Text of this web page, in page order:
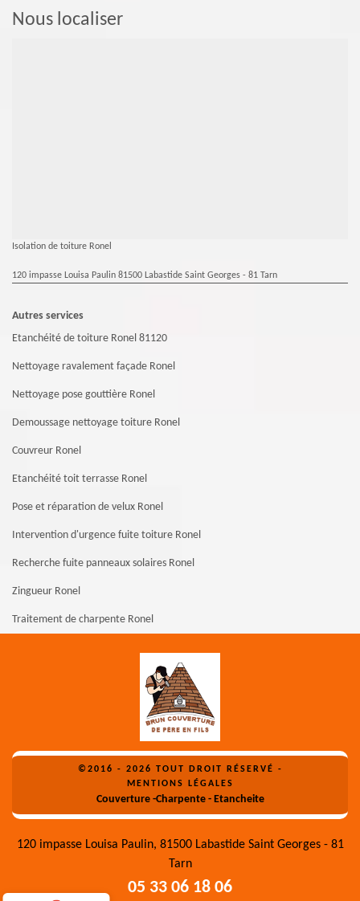
Nous localiser
Isolation de toiture Ronel
120 impasse Louisa Paulin 81500 Labastide Saint Georges - 81 Tarn
Autres services
Etanchéité de toiture Ronel 81120
Nettoyage ravalement façade Ronel
Nettoyage pose gouttière Ronel
Demoussage nettoyage toiture Ronel
Couvreur Ronel
Etanchéité toit terrasse Ronel
Pose et réparation de velux Ronel
Intervention d'urgence fuite toiture Ronel
Recherche fuite panneaux solaires Ronel
Zingueur Ronel
Traitement de charpente Ronel
©2016 - 2026 TOUT DROIT RÉSERVÉ -
MENTIONS LÉGALES
Couverture -Charpente - Etancheite
120 impasse Louisa Paulin, 81500 Labastide Saint Georges - 81
Tarn
05 33 06 18 06